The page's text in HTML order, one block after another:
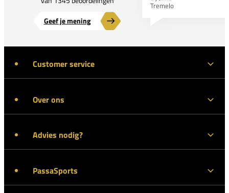
Geef je mening
Tremelo
Customer service
Over ons
Advies nodig?
PassaSports